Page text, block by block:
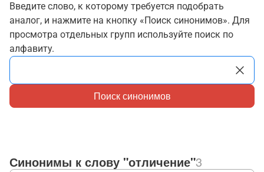
Введите слово, к которому требуется подобрать
аналог, и нажмите на кнопку «Поиск синонимов». Для
просмотра отдельных групп используйте поиск по
алфавиту.
Поиск синонимов
Синонимы к слову "отличение"3